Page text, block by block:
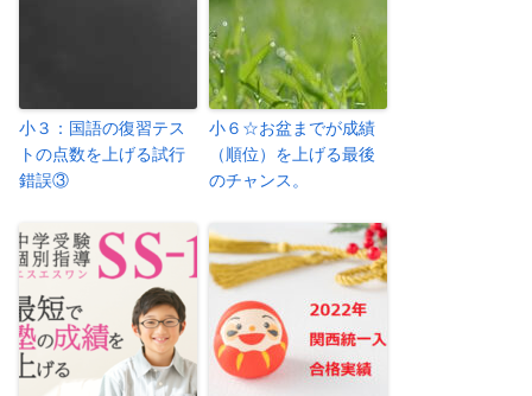
小３：国語の復習テス
トの点数を上げる試行
錯誤③
小６☆お盆までが成績
（順位）を上げる最後
のチャンス。